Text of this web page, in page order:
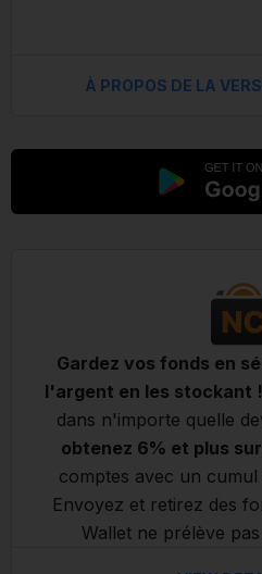
À PROPOS DE LA
Gardez vos fonds en
l'argent en les stockant !
dans n'importe quelle
obtenez 6% et plus
comptes avec un
Envoyez et retirez des
Wallet ne prélève